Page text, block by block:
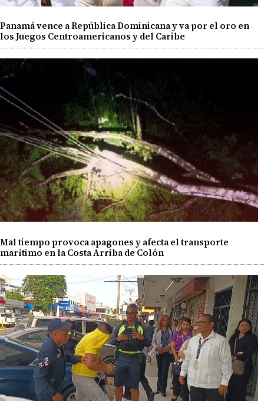
Panamá vence a República Dominicana y va por el oro en
los Juegos Centroamericanos y del Caribe
Mal tiempo provoca apagones y afecta el transporte
marítimo en la Costa Arriba de Colón